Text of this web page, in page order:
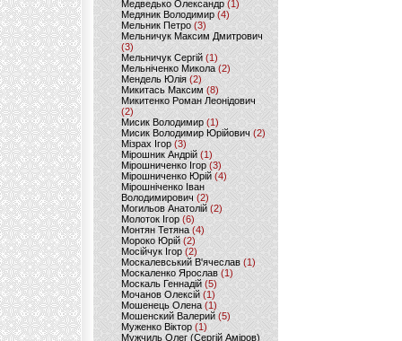
Медведько Олександр (1)
Медяник Володимир(4)
Мельник Петро (3)
Мельничук Максим Дмитрович
(3)
Мельничук Сергій (1)
Мельніченко Микола (2)
Мендель Юлія (2)
Микитась Максим (8)
Микитенко Роман Леонідович
(2)
Мисик Володимир (1)
Мисик Володимир Юрійович(2)
Мізрах Ігор(3)
Мірошник Андрій(1)
Мірошниченко Ігор (3)
Мірошниченко Юрій(4)
Мірошніченко Іван
Володимирович (2)
Могильов Анатолій (2)
Молоток Ігор (6)
Монтян Тетяна (4)
Мороко Юрій(2)
Мосійчук Ігор (2)
Москалевський В'ячеслав (1)
Москаленко Ярослав (1)
Москаль Геннадій (5)
Мочанов Олексій(1)
Мошенець Олена(1)
Мошенский Валерий (5)
Муженко Віктор (1)
Мужчиль Олег (Сергій Аміров)